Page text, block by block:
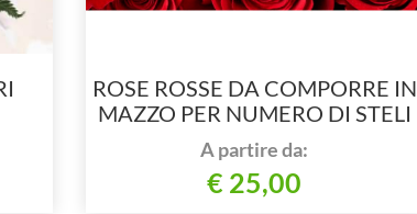
ROSE ROSSE DA COMPORRE IN
MAZZO PER NUMERO DI STELI
A partire da:
€ 25,00